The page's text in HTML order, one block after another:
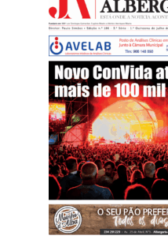
Registar